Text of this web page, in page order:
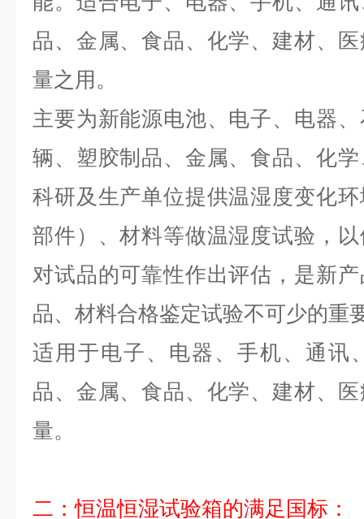
品、金属、食品、化学、建材、
量之用。
主要为新能源电池、电子、电器
辆、塑胶制品、金属、食品、化
科研及生产单位提供温湿度变化
部件）、材料等做温湿度试验，
对试品的可靠性作出评估，是新
品、材料合格鉴定试验不可少的重
适用于电子、电器、手机、通讯
品、金属、食品、化学、建材、
量。
二：恒温恒湿试验箱的满足国标：